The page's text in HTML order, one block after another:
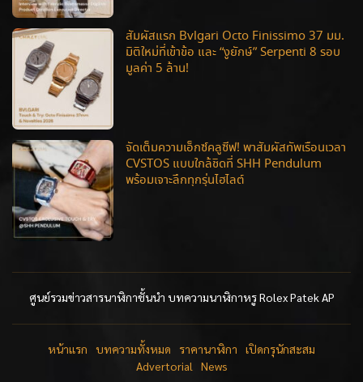
สัมผัสแรก Bvlgari Octo Finissimo 37 มม.
มิติใหม่ที่เข้าข้อ และ “งูยักษ์” Serpenti 8 รอบ
มูลค่า 5 ล้าน!
จัดเต็มความเอ็กซ์คลูซีฟ! พาสัมผัสทัพเรือนเวลา
CVSTOS แบบใกล้ชิดที่ SHH Pendulum
พร้อมเจาะลึกทุกรุ่นไฮไลต์
ศูนย์รวมข่าวสารนาฬิกาชั้นนำ บทความนาฬิกาหรู Rolex Patek AP
หน้าแรก บทความทั้งหมด ราคานาฬิกา
เปิดกรุนักสะสม
Advertorial
News